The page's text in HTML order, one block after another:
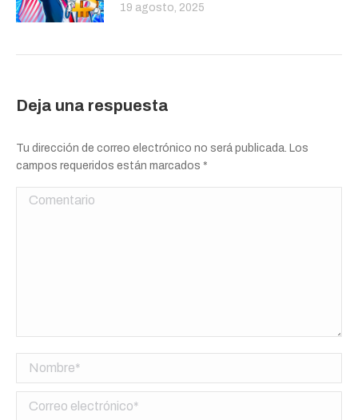
19 agosto, 2025
Deja una respuesta
Tu dirección de correo electrónico no será publicada. Los
campos requeridos están marcados *
Comentario
Nombre *
Correo electrónico *